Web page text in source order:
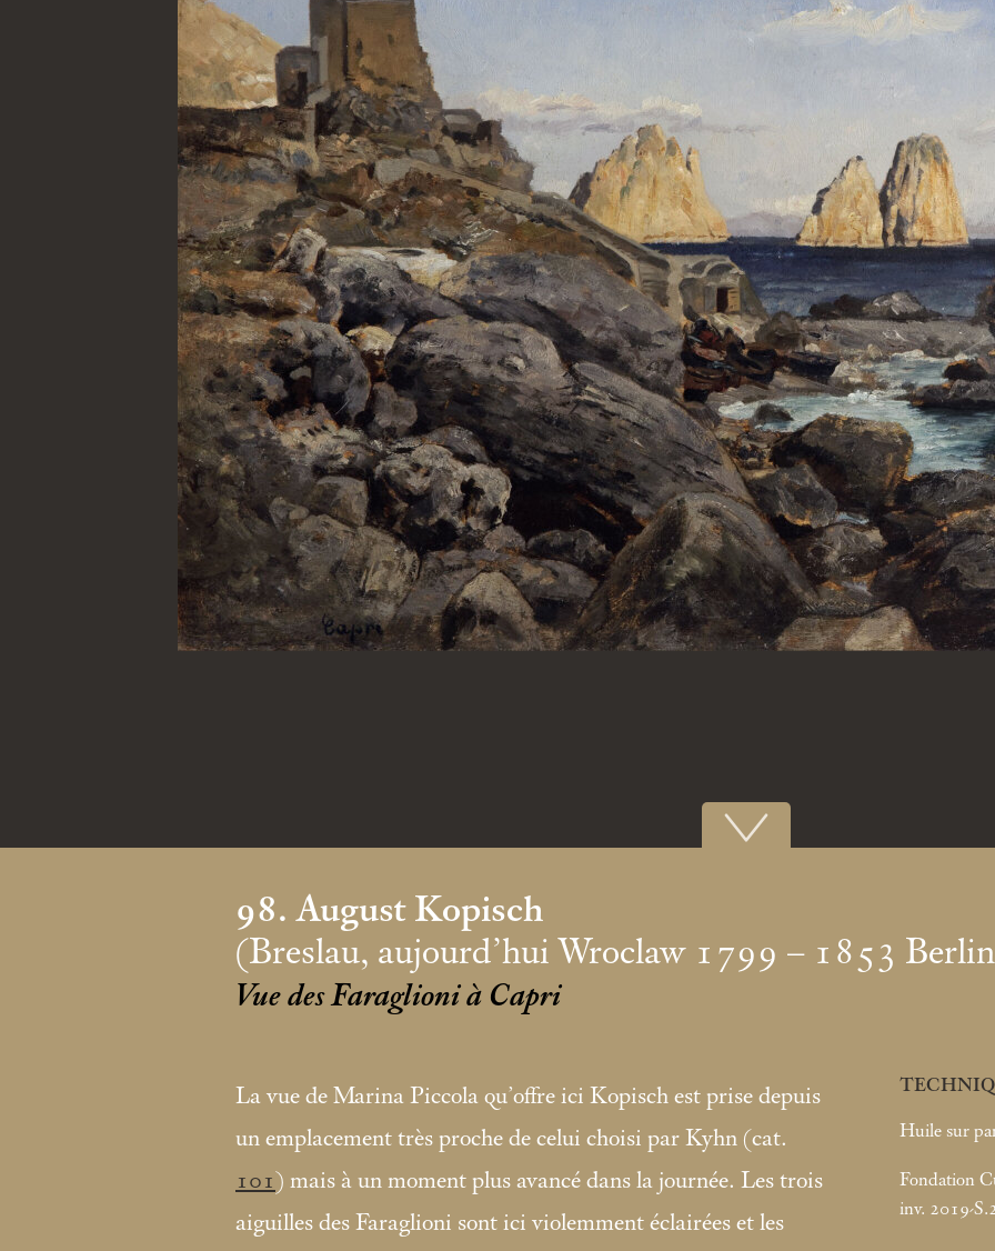
98. August Kopisch
(Breslau, aujourd’hui Wroclaw 1799 – 1853
Vue des Faraglioni à Capri
La vue de Marina Piccola qu’offre ici Kopisch est prise depuis
un emplacement très proche de celui choisi par Kyhn (cat.
101) mais à un moment plus avancé dans la journée. Les trois
aiguilles des Faraglioni sont ici violemment éclairées et les
Huile sur
Fondation
inv. 2019-